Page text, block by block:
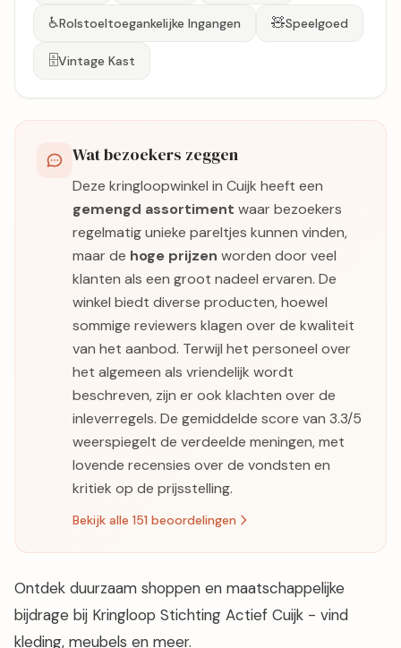
♿Rolstoeltoegankelijke Ingangen 🧸Speelgoed
🗄️Vintage Kast
Wat bezoekers zeggen
Deze kringloopwinkel in Cuijk heeft een
gemengd assortiment waar bezoekers
regelmatig unieke pareltjes kunnen vinden,
maar de hoge prijzen worden door veel
klanten als een groot nadeel ervaren. De
winkel biedt diverse producten, hoewel
sommige reviewers klagen over de kwaliteit
van het aanbod. Terwijl het personeel over
het algemeen als vriendelijk wordt
beschreven, zijn er ook klachten over de
inleverregels. De gemiddelde score van 3.3/5
weerspiegelt de verdeelde meningen, met
lovende recensies over de vondsten en
kritiek op de prijsstelling.
Bekijk alle 151 beoordelingen
Ontdek duurzaam shoppen en maatschappelijke
bijdrage bij Kringloop Stichting Actief Cuijk - vind
kleding, meubels en meer.